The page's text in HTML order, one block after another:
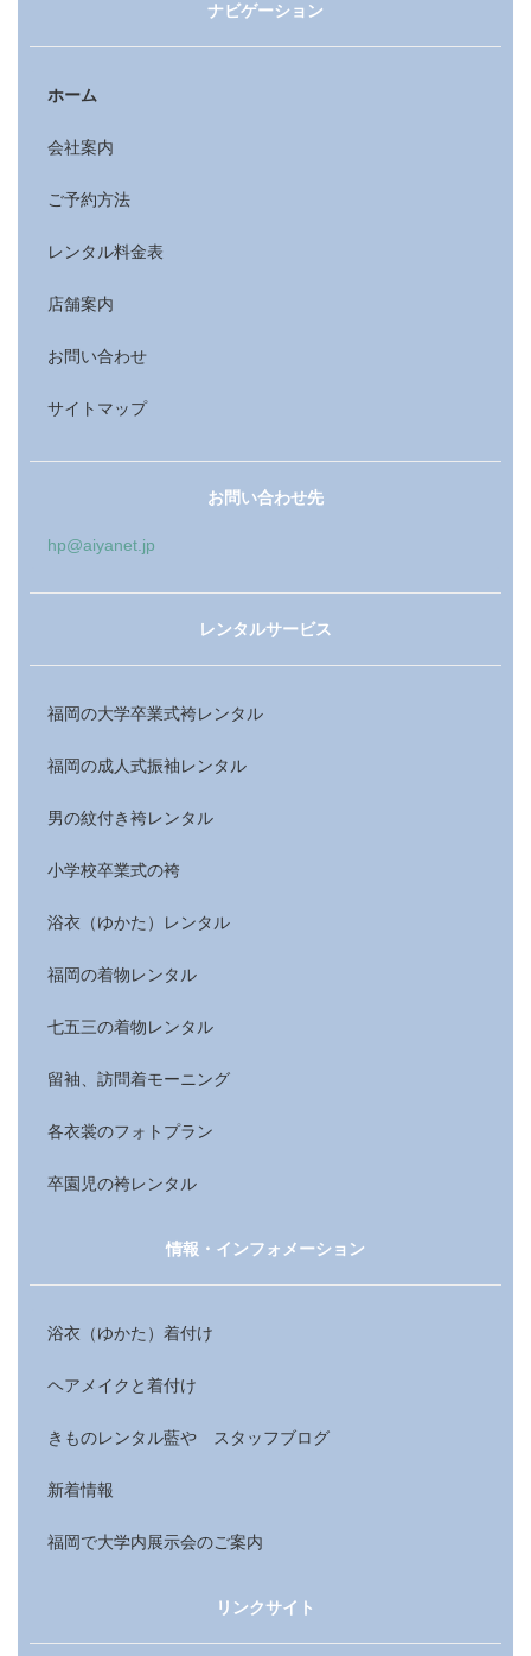
ナビゲーション
ホーム
会社案内
ご予約方法
レンタル料金表
店舗案内
お問い合わせ
サイトマップ
お問い合わせ先
hp@aiyanet.jp
レンタルサービス
福岡の大学卒業式袴レンタル
福岡の成人式振袖レンタル
男の紋付き袴レンタル
小学校卒業式の袴
浴衣（ゆかた）レンタル
福岡の着物レンタル
七五三の着物レンタル
留袖、訪問着モーニング
各衣裳のフォトプラン
卒園児の袴レンタル
情報・インフォメーション
浴衣（ゆかた）着付け
ヘアメイクと着付け
きものレンタル藍や スタッフブログ
新着情報
福岡で大学内展示会のご案内
リンクサイト